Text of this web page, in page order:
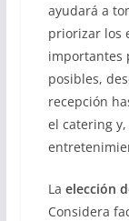
ayudará a
priorizar los
importantes
posibles,
recepción
el catering
La elección
Considera